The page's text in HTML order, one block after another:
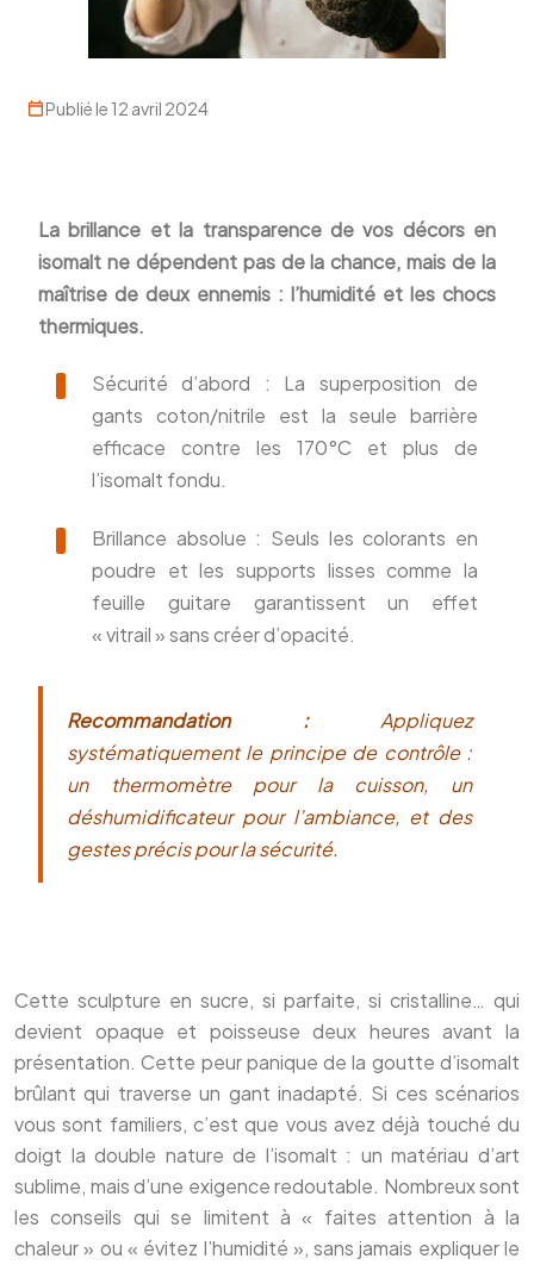
Publié le 12 avril 2024
La brillance et la transparence de vos décors en
isomalt ne dépendent pas de la chance, mais de la
maîtrise de deux ennemis : l’humidité et les chocs
thermiques.
Sécurité d’abord : La superposition de
gants coton/nitrile est la seule barrière
efficace contre les 170°C et plus de
l’isomalt fondu.
Brillance absolue : Seuls les colorants en
poudre et les supports lisses comme la
feuille guitare garantissent un effet
« vitrail » sans créer d’opacité.
Recommandation :Appliquez
systématiquement le principe de contrôle :
un thermomètre pour la cuisson, un
déshumidificateur pour l’ambiance, et des
gestes précis pour la sécurité.
Cette sculpture en sucre, si parfaite, si cristalline… qui
devient opaque et poisseuse deux heures avant la
présentation. Cette peur panique de la goutte d’isomalt
brûlant qui traverse un gant inadapté. Si ces scénarios
vous sont familiers, c’est que vous avez déjà touché du
doigt la double nature de l’isomalt : un matériau d’art
sublime, mais d’une exigence redoutable. Nombreux sont
les conseils qui se limitent à « faites attention à la
chaleur » ou « évitez l’humidité », sans jamais expliquer le